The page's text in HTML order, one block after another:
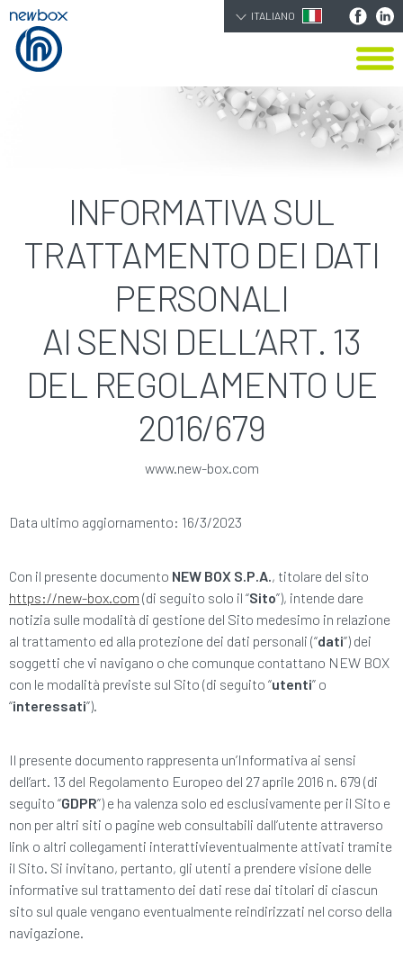
ITALIANO
INFORMATIVA SUL
TRATTAMENTO DEI DATI
PERSONALI
AI SENSI DELL’ART. 13
DEL REGOLAMENTO UE
2016/679
www.new-box.com
Data ultimo aggiornamento: 16/3/2023
Con il presente documento NEW BOX S.P.A., titolare del sito
https://new-box.com (di seguito solo il “Sito”), intende dare
notizia sulle modalità di gestione del Sito medesimo in relazione
al trattamento ed alla protezione dei dati personali (“dati”) dei
soggetti che vi navigano o che comunque contattano NEW BOX
con le modalità previste sul Sito (di seguito “utenti” o
“interessati”).
Il presente documento rappresenta un’Informativa ai sensi
dell’art. 13 del Regolamento Europeo del 27 aprile 2016 n. 679 (di
seguito “GDPR”) e ha valenza solo ed esclusivamente per il Sito e
non per altri siti o pagine web consultabili dall’utente attraverso
link o altri collegamenti interattivieventualmente attivati tramite
il Sito. Si invitano, pertanto, gli utenti a prendere visione delle
informative sul trattamento dei dati rese dai titolari di ciascun
sito sul quale vengano eventualmente reindirizzati nel corso della
navigazione.